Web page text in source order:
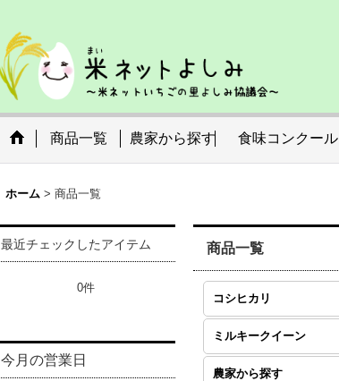
商品一覧 農家から探す 食味コンクール
ホーム > 商品一覧
最近チェックしたアイテム
0件
今月の営業日
商品一覧
コシヒカリ
ミルキークイーン
農家から探す